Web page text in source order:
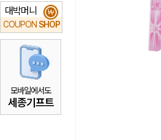
대박머니
COUPON SHOP
₩
모바일에서도
세종기프트